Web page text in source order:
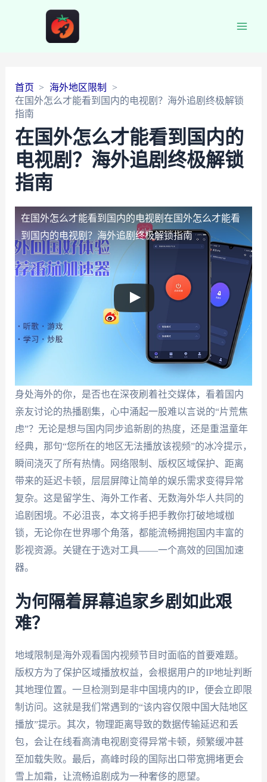
首页
海外地区限制
在国外怎么才能看到国内的电视剧？海外追剧终极解锁
指南
在国外怎么才能看到国内的
电视剧？海外追剧终极解锁
指南
在国外怎么才能看到国内的电视剧 在国外怎么才能看
到国内的电视剧？海外追剧终极解锁指南
身处海外的你，是否也在深夜刷着社交媒体，看着国内
亲友讨论的热播剧集，心中涌起一股难以言说的“片荒焦
虑”？无论是想与国内同步追新剧的热度，还是重温童年
经典，那句“您所在的地区无法播放该视频”的冰冷提示，
瞬间浇灭了所有热情。网络限制、版权区域保护、距离
带来的延迟卡顿，层层屏障让简单的娱乐需求变得异常
复杂。这是留学生、海外工作者、无数海外华人共同的
追剧困境。不必沮丧，本文将手把手教你打破地域枷
锁，无论你在世界哪个角落，都能流畅拥抱国内丰富的
影视资源。关键在于选对工具——一个高效的回国加速
器。
为何隔着屏幕追家乡剧如此艰
难？
地域限制是海外观看国内视频节目时面临的首要难题。
版权方为了保护区域播放权益，会根据用户的IP地址判断
其地理位置。一旦检测到是非中国境内的IP，便会立即限
制访问。这就是我们常遇到的“该内容仅限中国大陆地区
播放”提示。其次，物理距离导致的数据传输延迟和丢
包，会让在线看高清电视剧变得异常卡顿，频繁缓冲甚
至加载失败。最后，高峰时段的国际出口带宽拥堵更会
雪上加霜，让流畅追剧成为一种奢侈的愿望。